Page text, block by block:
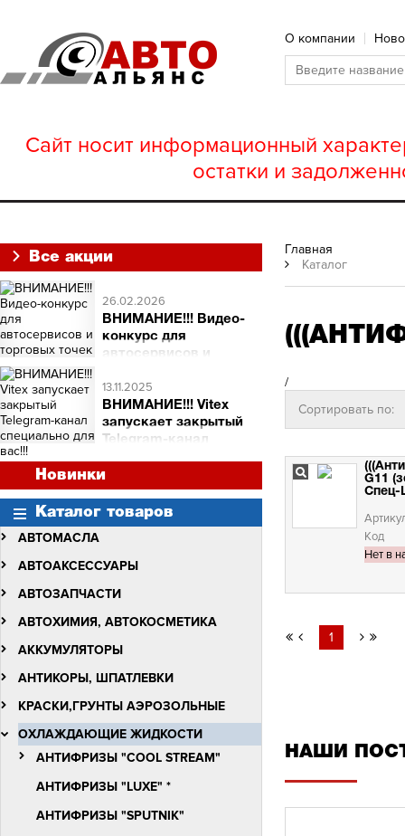
О компании
Сайт носит информационный
остатки и
Все акции
26.02.2026
ВНИМАНИЕ!!! Видео-
конкурс для
автосервисов и
ВНИМАНИЕ!!! Видео-
конкурс для автосервисов
и торговых точек
Сними видео с Vitex -
Quantum Molibden
13.11.2025
ВНИМАНИЕ!!! Vitex
запускает закрытый
Telegram-канал
ВНИМАНИЕ!!!
Telegram-канал
специально для вас!!!
Новинки
Каталог товаров
АВТОМАСЛА
АВТОАКСЕССУАРЫ
АВТОЗАПЧАСТИ
АВТОХИМИЯ, АВТОКОСМЕТИКА
АККУМУЛЯТОРЫ
АНТИКОРЫ, ШПАТЛЕВКИ
КРАСКИ,ГРУНТЫ АЭРОЗОЛЬНЫЕ
ОХЛАЖДАЮЩИЕ ЖИДКОСТИ
АНТИФРИЗЫ "COOL STREAM"
АНТИФРИЗЫ "LUXE" *
АНТИФРИЗЫ "SPUTNIK"
Главная
Каталог
/
Сортировать по:
G11
Спец-
Код
Нет в
1
НАШИ